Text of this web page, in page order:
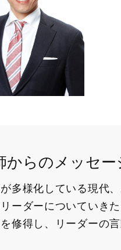
からのメッセー
多様化している現代
リーダーについていき
修得し、リーダーの